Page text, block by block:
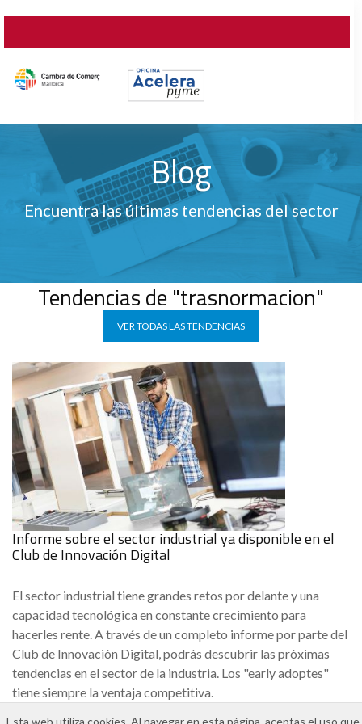
Blog
Encuentra las últimas tendencias del sector
Tendencias de "trasnormacion"
VER TODAS LAS TENDENCIAS
Informe sobre el sector industrial ya disponible en el
Club de Innovación Digital
El sector industrial tiene grandes retos por delante y una
capacidad tecnológica en constante crecimiento para
hacerles rente. A través de un completo informe por parte del
Club de Innovación Digital, podrás descubrir las próximas
tendencias en el sector de la industria. Los "early adoptes"
tiene siempre la ventaja competitiva.
Esta web utiliza cookies. Al navegar en esta página, aceptas el uso que